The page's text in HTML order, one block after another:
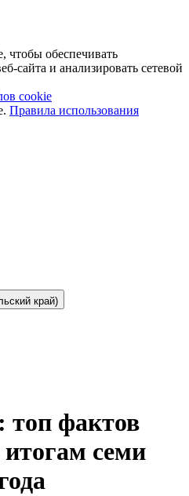
обеспечивать
сайта и анализировать сетевой
cookie
Правила использования
край)
топ фактов
итогам семи